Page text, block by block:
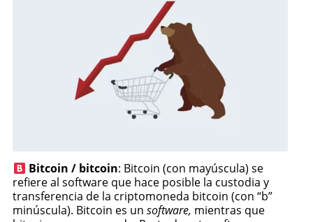
Bitcoin / bitcoin: Bitcoin (con mayúscula) se
refiere al software que hace posible la custodia y
transferencia de la criptomoneda bitcoin (con “b”
minúscula). Bitcoin es unsoftware, mientras que